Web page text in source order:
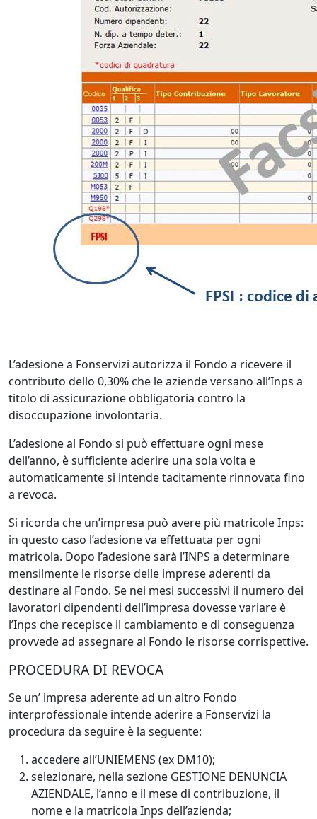
L’adesione a Fonservizi autorizza il Fondo a ricevere il
contributo dello 0,30% che le aziende versano all’Inps a
titolo di assicurazione obbligatoria contro la
disoccupazione involontaria.
L’adesione al Fondo si può effettuare ogni mese
dell’anno, è sufficiente aderire una sola volta e
automaticamente si intende tacitamente rinnovata fino
a revoca.
Si ricorda che un’impresa può avere più matricole Inps:
in questo caso l’adesione va effettuata per ogni
matricola. Dopo l’adesione sarà l’INPS a determinare
mensilmente le risorse delle imprese aderenti da
destinare al Fondo. Se nei mesi successivi il numero dei
lavoratori dipendenti dell’impresa dovesse variare è
l’Inps che recepisce il cambiamento e di conseguenza
provvede ad assegnare al Fondo le risorse corrispettive.
PROCEDURA DI REVOCA
Se un’ impresa aderente ad un altro Fondo
interprofessionale intende aderire a Fonservizi la
procedura da seguire è la seguente:
accedere all’UNIEMENS (ex DM10);
selezionare, nella sezione GESTIONE DENUNCIA
AZIENDALE, l’anno e il mese di contribuzione, il
nome e la matricola Inps dell’azienda;